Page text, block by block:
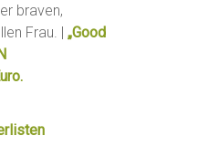
braven,
Frau. |„Good